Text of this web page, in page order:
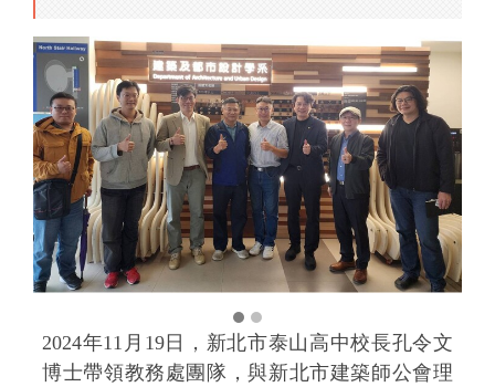
2024年11月19日，新北市泰山高中校長孔令文
博士帶領教務處團隊，與新北市建築師公會理